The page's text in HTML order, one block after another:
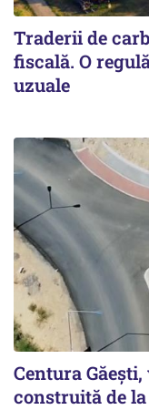
Traderii de
fiscală. O
uzuale
Centura
construită de